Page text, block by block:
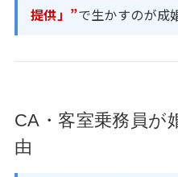
提供」”で生かすのが成
CA・客室乗務員が
由